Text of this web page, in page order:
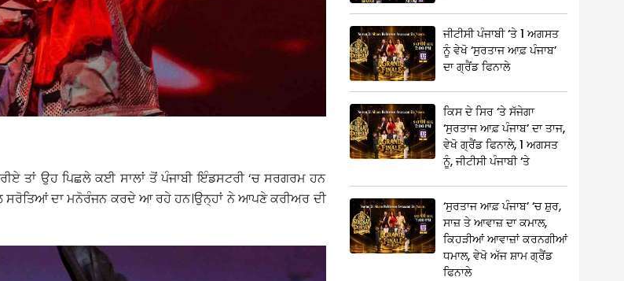
ਤਾਂ ਉਹ ਪਿਛਲੇ ਕਈ ਸਾਲਾਂ ਤੋਂ ਪੰਜਾਬੀ ਇੰਡਸਟਰੀ ‘ਚ ਸਰਗਰਮ ਹਨ
ਸਰੋਤਿਆਂ ਦਾ ਮਨੋਰੰਜਨ ਕਰਦੇ ਆ ਰਹੇ ਹਨ।ਉਨ੍ਹਾਂ ਨੇ ਆਪਣੇ ਕਰੀਅਰ ਦੀ
ਜੀਟੀਸੀ ਪੰਜਾਬੀ ‘ਤੇ 1 ਅਗਸਤ
ਨੂੰ ਵੇਖੋ ‘ਸੁਰਤਾਜ ਆਫ਼ ਪੰਜਾਬ’
ਦਾ ਗ੍ਰੈਂਡ ਫਿਨਾਲੇ
ਕਿਸ ਦੇ ਸਿਰ ‘ਤੇ ਸੱਜੇਗਾ
‘ਸੁਰਤਾਜ ਆਫ਼ ਪੰਜਾਬ’ ਦਾ ਤਾਜ,
ਵੇਖੋ ਗ੍ਰੈਂਡ ਫਿਨਾਲੇ, 1 ਅਗਸਤ
ਨੂੰ, ਜੀਟੀਸੀ ਪੰਜਾਬੀ ‘ਤੇ
‘ਸੁਰਤਾਜ ਆਫ਼ ਪੰਜਾਬ’ ‘ਚ ਸ਼ੁਰ,
ਸਾਜ਼ ਤੇ ਆਵਾਜ਼ ਦਾ ਕਮਾਲ,
ਕਿਹੜੀਆਂ ਆਵਾਜ਼ਾਂ ਕਰਨਗੀਆਂ
ਧਮਾਲ, ਵੇਖੋ ਅੱਜ ਸ਼ਾਮ ਗ੍ਰੈਂਡ
ਫਿਨਾਲੇ